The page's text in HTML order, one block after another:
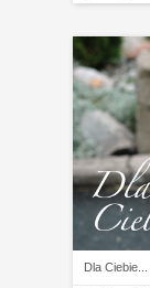
Dla Ciebie...